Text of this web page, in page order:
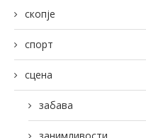
скопје
спорт
сцена
забава